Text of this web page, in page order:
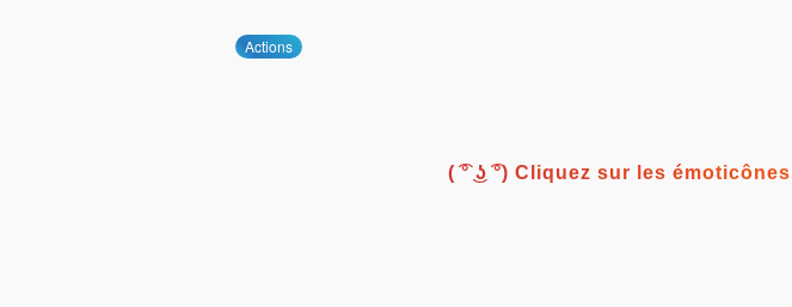
Actions
( ͡° ͜ʖ ͡°) Cliquez sur les